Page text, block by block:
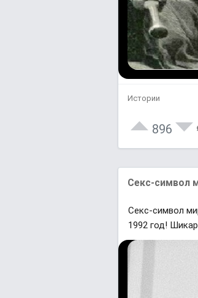
Истории
896
Секс-символ
Секс-символ
1992 год!